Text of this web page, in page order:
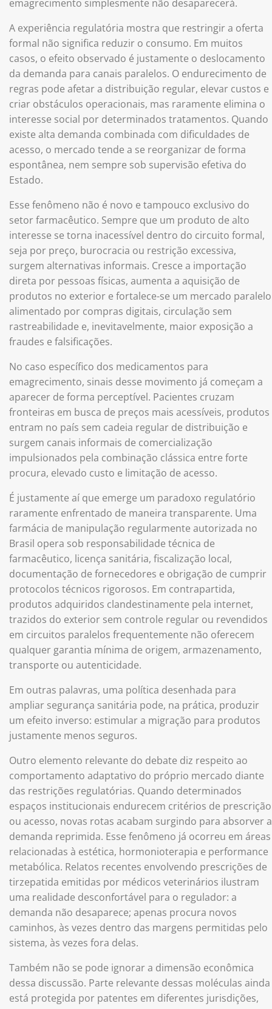
emagrecimento simplesmente não desaparecerá.
A experiência regulatória mostra que restringir a oferta
formal não significa reduzir o consumo. Em muitos
casos, o efeito observado é justamente o deslocamento
da demanda para canais paralelos. O endurecimento de
regras pode afetar a distribuição regular, elevar custos e
criar obstáculos operacionais, mas raramente elimina o
interesse social por determinados tratamentos. Quando
existe alta demanda combinada com dificuldades de
acesso, o mercado tende a se reorganizar de forma
espontânea, nem sempre sob supervisão efetiva do
Estado.
Esse fenômeno não é novo e tampouco exclusivo do
setor farmacêutico. Sempre que um produto de alto
interesse se torna inacessível dentro do circuito formal,
seja por preço, burocracia ou restrição excessiva,
surgem alternativas informais. Cresce a importação
direta por pessoas físicas, aumenta a aquisição de
produtos no exterior e fortalece-se um mercado paralelo
alimentado por compras digitais, circulação sem
rastreabilidade e, inevitavelmente, maior exposição a
fraudes e falsificações.
No caso específico dos medicamentos para
emagrecimento, sinais desse movimento já começam a
aparecer de forma perceptível. Pacientes cruzam
fronteiras em busca de preços mais acessíveis, produtos
entram no país sem cadeia regular de distribuição e
surgem canais informais de comercialização
impulsionados pela combinação clássica entre forte
procura, elevado custo e limitação de acesso.
É justamente aí que emerge um paradoxo regulatório
raramente enfrentado de maneira transparente. Uma
farmácia de manipulação regularmente autorizada no
Brasil opera sob responsabilidade técnica de
farmacêutico, licença sanitária, fiscalização local,
documentação de fornecedores e obrigação de cumprir
protocolos técnicos rigorosos. Em contrapartida,
produtos adquiridos clandestinamente pela internet,
trazidos do exterior sem controle regular ou revendidos
em circuitos paralelos frequentemente não oferecem
qualquer garantia mínima de origem, armazenamento,
transporte ou autenticidade.
Em outras palavras, uma política desenhada para
ampliar segurança sanitária pode, na prática, produzir
um efeito inverso: estimular a migração para produtos
justamente menos seguros.
Outro elemento relevante do debate diz respeito ao
comportamento adaptativo do próprio mercado diante
das restrições regulatórias. Quando determinados
espaços institucionais endurecem critérios de prescrição
ou acesso, novas rotas acabam surgindo para absorver a
demanda reprimida. Esse fenômeno já ocorreu em áreas
relacionadas à estética, hormonioterapia e performance
metabólica. Relatos recentes envolvendo prescrições de
tirzepatida emitidas por médicos veterinários ilustram
uma realidade desconfortável para o regulador: a
demanda não desaparece; apenas procura novos
caminhos, às vezes dentro das margens permitidas pelo
sistema, às vezes fora delas.
Também não se pode ignorar a dimensão econômica
dessa discussão. Parte relevante dessas moléculas ainda
está protegida por patentes em diferentes jurisdições,